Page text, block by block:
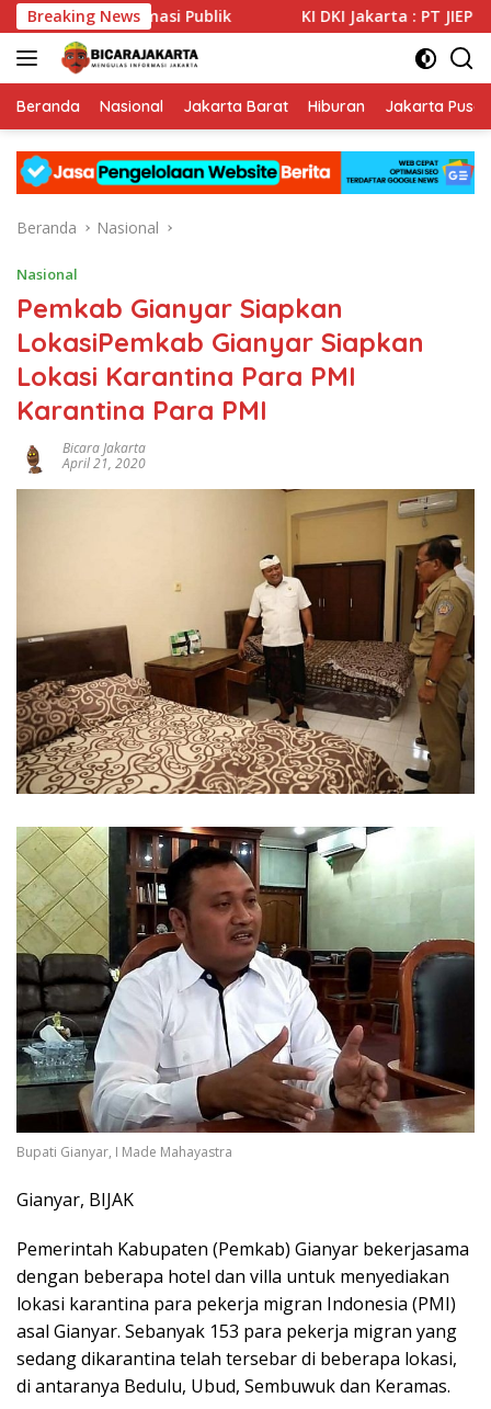
Langsung
ke
konten
Breaking News
Informasi Publik KI DKI Jakarta : PT JIEP Buktikan
Beranda Nasional Jakarta Barat Hiburan Jakarta Pusat
Beranda Nasional
Nasional
Pemkab Gianyar Siapkan
LokasiPemkab Gianyar Siapkan
Lokasi Karantina Para PMI
Karantina Para PMI
Bicara Jakarta
April 21, 2020
Bupati Gianyar, I Made Mahayastra
Gianyar, BIJAK
Pemerintah Kabupaten (Pemkab) Gianyar bekerjasama
dengan beberapa hotel dan villa untuk menyediakan
lokasi karantina para pekerja migran Indonesia (PMI)
asal Gianyar. Sebanyak 153 para pekerja migran yang
sedang dikarantina telah tersebar di beberapa lokasi,
di antaranya Bedulu, Ubud, Sembuwuk dan Keramas.